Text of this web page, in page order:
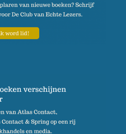
in een
de
naar
ze geen